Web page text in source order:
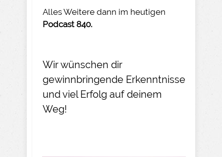
Alles Weitere dann im heutigen
Podcast 840.
Wir wünschen dir
gewinnbringende Erkenntnisse
und viel Erfolg auf deinem
Weg!